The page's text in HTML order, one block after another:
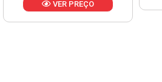
VER PREÇO